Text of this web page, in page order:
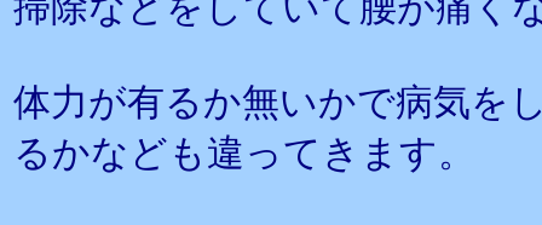
体力が有るか無いかで病気を
るかなども違ってきます。